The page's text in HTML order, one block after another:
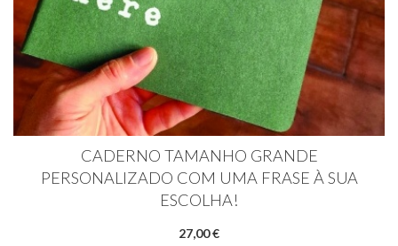
CADERNO TAMANHO GRANDE
PERSONALIZADO COM UMA FRASE À SUA
ESCOLHA!
27,00 €